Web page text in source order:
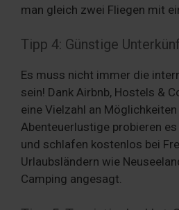
man gleich zwei Fliegen mit
Tipp 4: Günstige
Es muss nicht immer die
sein! Dank Airbnb, Hostels &
eine Vielzahl an Möglichkeiten
Abenteuerlustige probieren
und schlafen kostenlos bei
Urlaubsländern wie
Camping angesagt.